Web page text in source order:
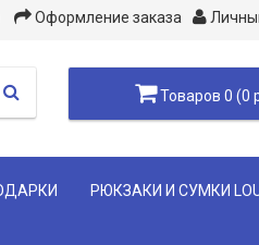
Оформление заказа
Товаров 0 (0
РЮКЗАКИ И СУМКИ